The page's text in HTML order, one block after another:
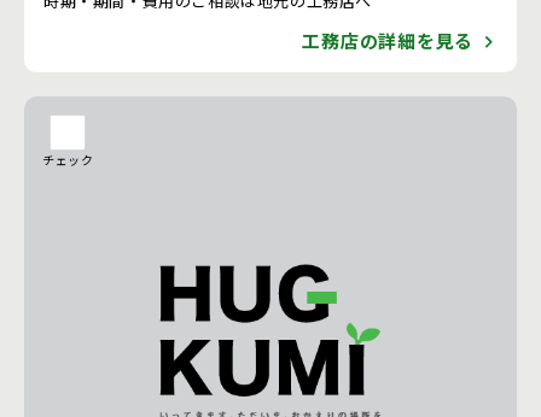
工務店の詳細を見る
チェック